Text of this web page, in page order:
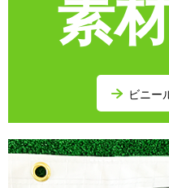
素
ビニー